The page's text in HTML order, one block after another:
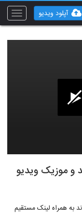
Toggle
آپلود ویدیو
و موزیک ویدیو
به همراه لینک مستقیم